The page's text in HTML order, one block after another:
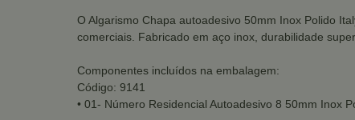
O Algarismo Chapa autoadesivo 50mm Inox Polido
comerciais. Fabricado em aço inox, durabilidade
Componentes incluídos na embalagem:
Código: 9141
• 01- Número Residencial Autoadesivo 8 50mm Inox